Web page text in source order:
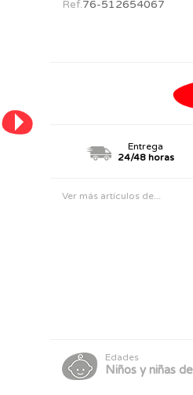
PERSONAJES
Ref.76-512654067
Entrega
24/48 horas
Ver más artículos de...
Edades
Niños y niñas